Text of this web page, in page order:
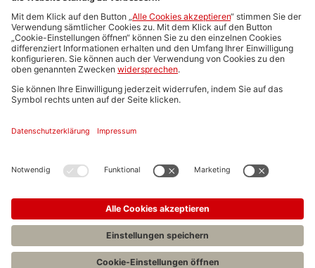
Produktübersicht
ALLGEMEIN
FAQs
Impressum
Stellenangebote C.H.BECK